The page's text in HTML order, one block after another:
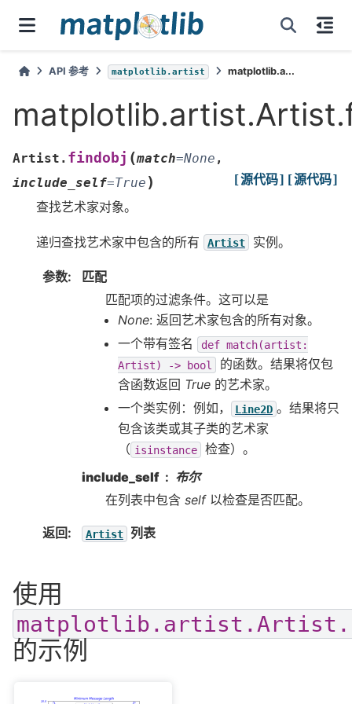
API 参考 matplotlib.artist matplotlib.a...
Artist. findobj (match=None ,
include_self=True ) [源代码]
[源代码]
查找艺术家对象。
递归查找艺术家中包含的所有 Artist 实例。
参数:
匹配
匹配项的过滤条件。这可以是
None: 返回艺术家包含的所有对象。
一个带有签名
def match(artist:
Artist)
-> bool
的函数。结果将仅包
含函数返回 True 的艺术家。
一个类实例：例如，
Line2D 。结果将只
包含该类或其子类的艺术家
（ isinstance
检查）。
include_self
布尔
在列表中包含 self以检查是否匹配。
返回: Artist 列表
使用
的示例